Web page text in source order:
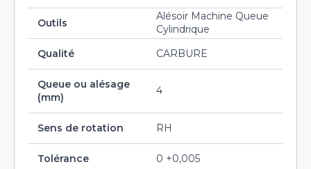
Outils
Alésoir Machine Queue
Cylindrique
Qualité
CARBURE
Queue ou alésage
(mm)
4
Sens de rotation RH
Tolérance 0 +0,005